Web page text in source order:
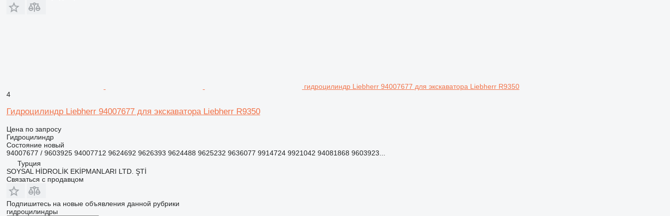
гидроцилиндр Liebherr 94007677 для экскаватора Liebherr R9350
4
Гидроцилиндр Liebherr 94007677 для экскаватора Liebherr R9350
Цена по запросу
Гидроцилиндр
Состояниеновый
94007677 / 9603925 94007712 9624692 9626393 9624488 9625232 9636077 9914724 9921042 94081868 9603923...
Турция
SOYSAL HİDROLİK EKİPMANLARI LTD. ŞTİ
Связаться с продавцом
Подпишитесь на новые объявления данной рубрики
гидроцилиндры